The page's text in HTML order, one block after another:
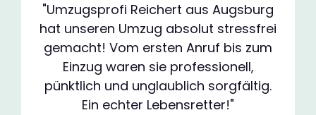
"Umzugsprofi Reichert aus Augsburg
hat unseren Umzug absolut stressfrei
gemacht! Vom ersten Anruf bis zum
Einzug waren sie professionell,
pünktlich und unglaublich sorgfältig.
Ein echter Lebensretter!"